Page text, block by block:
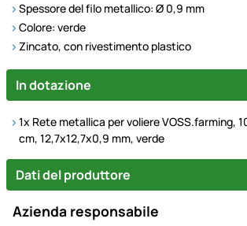
Spessore del filo metallico: Ø 0,9 mm
Colore: verde
Zincato, con rivestimento plastico
In dotazione
1x Rete metallica per voliere VOSS.farming,
cm, 12,7x12,7x0,9 mm, verde
Dati del produttore
Azienda responsabile